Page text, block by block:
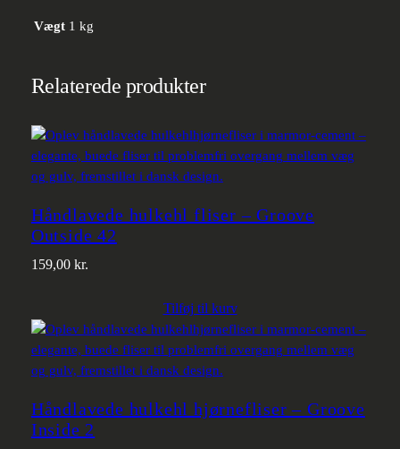
Vægt 1 kg
Relaterede produkter
Håndlavede hulkehl fliser – Groove
Outside 42
159,00 kr.
Tilføj til kurv
Håndlavede hulkehl hjørnefliser – Groove
Inside 2